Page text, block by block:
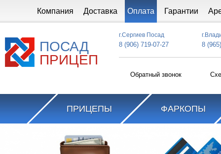
Компания Доставка Оплата Гарантии
ПОСАД
ПРИЦЕП
г.Сергиев Посад
8 (906) 719-07-27 8
Обратный звонок
ПРИЦЕПЫ ФАРКОПЫ